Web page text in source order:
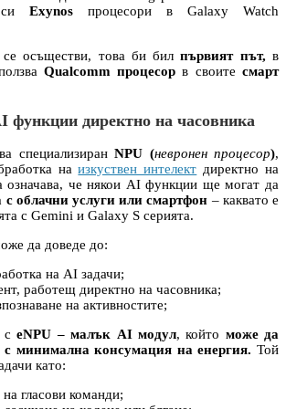
си Exynos процесори в Galaxy Watch
осъществи, това би билпървият път,в
Qualcomm процесорв своитесмарт
директно на часовника
специализиран NPU (невронен процесор),
наизкуствен интелект директно на
означава, че някои AI функции ще могат да
с облачни услуги или смартфон – каквато е
с Gemini и Galaxy S серията.
да доведе до:
на AI задачи;
работещ директно на часовника;
на активностите;
сeNPU – малък AI модул, който може да
с минимална консумация на енергия. Той
като:
на гласови команди;